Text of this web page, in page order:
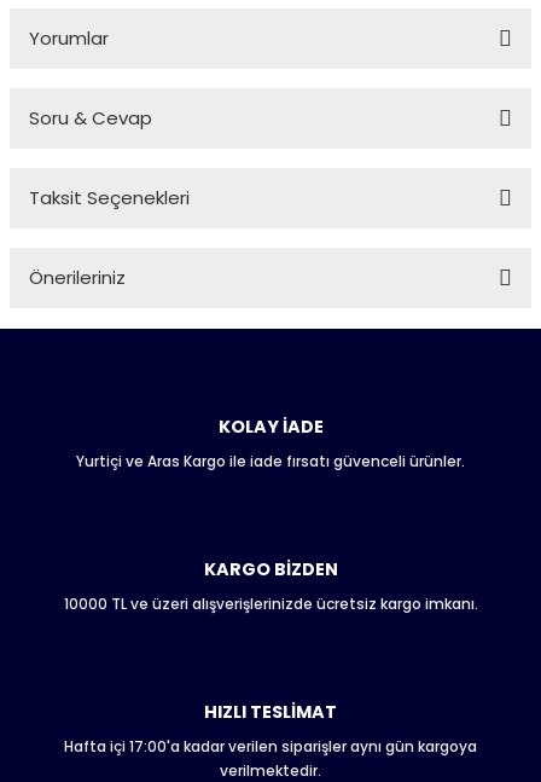
Yorumlar
Soru & Cevap
Ürün hakkında henüz soru sorulmamış.
Taksit Seçenekleri
Önerileriniz
Bu ürünün fiyat bilgisi, resim, ürün açıklamalarında ve diğer
Ürün resmi kalitesiz, bozuk veya görüntülenemiyor.
Ürün fiyatı diğer sitelerden daha pahalı.
Bu ürüne benzer farklı alternatifler olmalı.
Gönder
KOLAY İADE
Yurtiçi ve Aras Kargo ile iade fırsatı güvenceli ürünler.
KARGO BİZDEN
10000 TL ve üzeri alışverişlerinizde ücretsiz kargo imkanı.
HIZLI TESLİMAT
Hafta içi 17:00'a kadar verilen siparişler aynı gün kargoya
verilmektedir.